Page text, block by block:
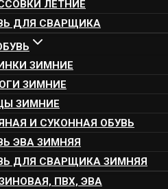
ЛЕТНИЕ
ДЛЯ СВАРЩИКА
ЗИМНИЕ
ЗИМНИЕ
ЗИМНИЕ
И СУКОННАЯ ОБУВЬ
ЭВА ЗИМНЯЯ
ДЛЯ СВАРЩИКА ЗИМНЯЯ
ПВХ, ЭВА